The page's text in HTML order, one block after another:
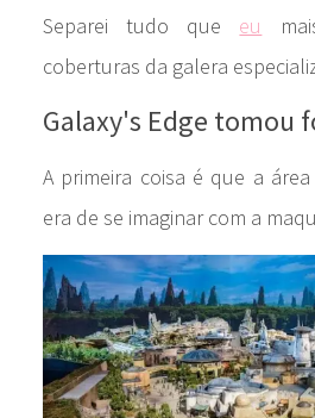
Separei tudo que eu
coberturas da galera
Galaxy's Edge tomou
A primeira coisa é que a
era de se imaginar com a